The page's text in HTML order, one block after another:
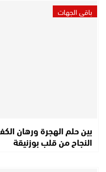
باقي الجهات
بين حلم الهجرة ورهان
النجاح من قلب بوزنيقة